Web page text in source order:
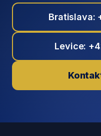
Bratislava:
Levice: